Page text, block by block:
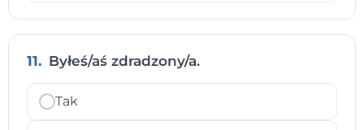
11. Byłeś/aś zdradzony/a.
Tak